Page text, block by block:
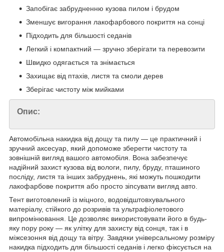
Запобігає забрудненню кузова пилом і брудом
Зменшує вигорання лакофарбового покриття на сонці
Підходить для більшості седанів
Легкий і компактний — зручно зберігати та перевозити
Швидко одягається та знімається
Захищає від птахів, листя та смоли дерев
Зберігає чистоту між мийками
Опис:
Автомобільна накидка від дощу та пилу — це практичний і
зручний аксесуар, який допоможе зберегти чистоту та
зовнішній вигляд вашого автомобіля. Вона забезпечує
надійний захист кузова від вологи, пилу, бруду, пташиного
посліду, листя та інших забруднень, які можуть пошкодити
лакофарбове покриття або просто зіпсувати вигляд авто.
Тент виготовлений із міцного, водовідштовхувального
матеріалу, стійкого до розривів та ультрафіолетового
випромінювання. Це дозволяє використовувати його в будь-
яку пору року — як улітку для захисту від сонця, так і в
міжсезоння від дощу та вітру. Завдяки універсальному розміру
накидка підходить для більшості седанів і легко фіксується на